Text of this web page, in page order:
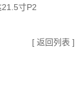
寸P2
[ 返回列表 ]